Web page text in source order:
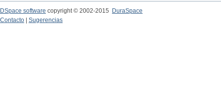
DSpace software copyright © 2002-2015
DuraSpace
Contacto
Sugerencias